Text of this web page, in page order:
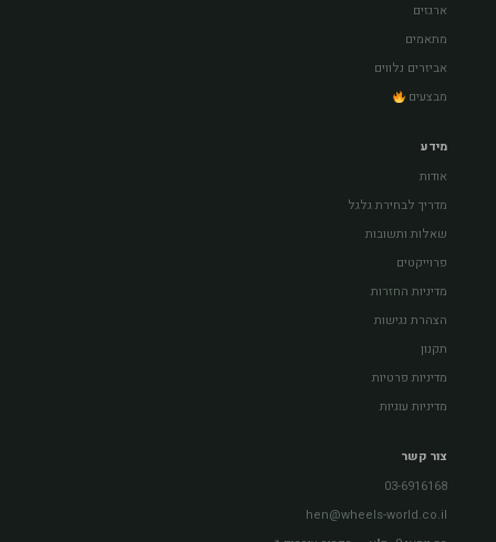
ארגזים
מתאמים
אביזרים נלווים
מבצעים
מידע
אודות
מדריך לבחירת גלגל
שאלות ותשובות
פרוייקטים
מדיניות החזרות
הצהרת נגישות
תקנון
מדיניות פרטיות
מדיניות עוגיות
צור קשר
03-6916168
hen@wheels-world.co.il